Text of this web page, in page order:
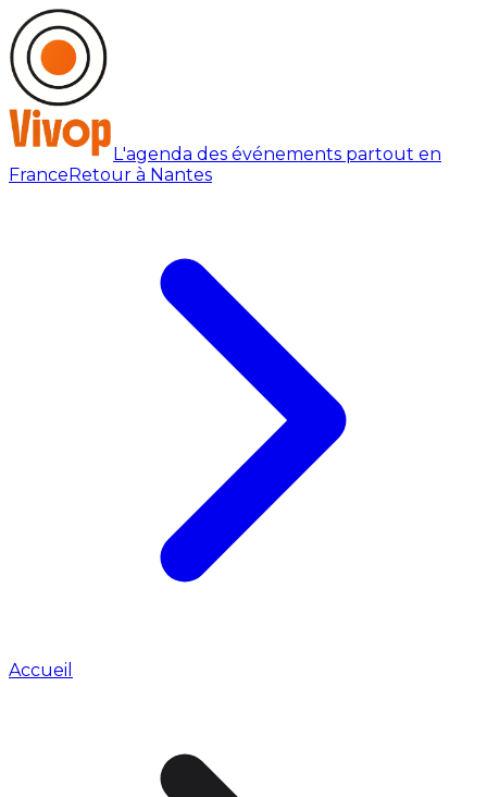
L'agenda des événements partout en
FranceRetour à Nantes
Accueil